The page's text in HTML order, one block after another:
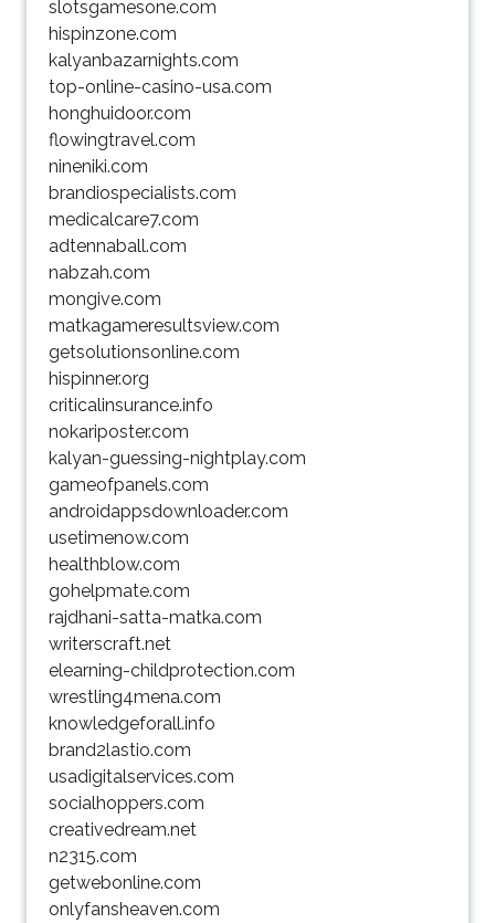
slotsgamesone.com
hispinzone.com
kalyanbazarnights.com
top-online-casino-usa.com
honghuidoor.com
flowingtravel.com
nineniki.com
brandiospecialists.com
medicalcare7.com
adtennaball.com
nabzah.com
mongive.com
matkagameresultsview.com
getsolutionsonline.com
hispinner.org
criticalinsurance.info
nokariposter.com
kalyan-guessing-nightplay.com
gameofpanels.com
androidappsdownloader.com
usetimenow.com
healthblow.com
gohelpmate.com
rajdhani-satta-matka.com
writerscraft.net
elearning-childprotection.com
wrestling4mena.com
knowledgeforall.info
brand2lastio.com
usadigitalservices.com
socialhoppers.com
creativedream.net
n2315.com
getwebonline.com
onlyfansheaven.com